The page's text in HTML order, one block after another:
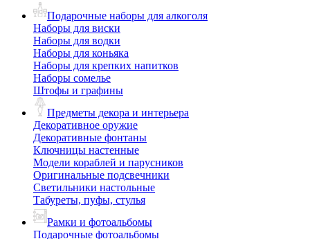
Подарочные наборы для алкоголя
Наборы для виски
Наборы для водки
Наборы для коньяка
Наборы для крепких напитков
Наборы сомелье
Штофы и графины
Предметы декора и интерьера
Декоративное оружие
Декоративные фонтаны
Ключницы настенные
Модели кораблей и парусников
Оригинальные подсвечники
Светильники настольные
Табуреты, пуфы, стулья
Рамки и фотоальбомы
Подарочные фотоальбомы